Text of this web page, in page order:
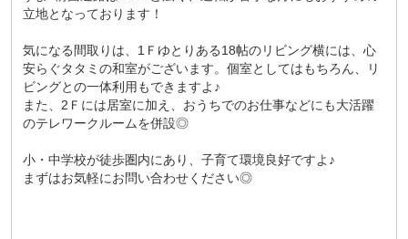
立地となっております！
気になる間取りは、1Ｆゆとりある18帖のリビング横には、心
安らぐタタミの和室がございます。個室としてはもちろん、リ
ビングとの一体利用もできますよ♪
また、2Ｆには居室に加え、おうちでのお仕事などにも大活躍
のテレワークルームを併設◎
小・中学校が徒歩圏内にあり、子育て環境良好ですよ♪
まずはお気軽にお問い合わせください◎